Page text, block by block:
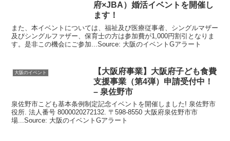
府×JBA）婚活イベント を開催し
ます！
また、本イベントについては、福祉及び医療従事者、シングルマザー
及びシングルファザー、保育士の方は参加費が1,000円割引となりま
す。是非この機会にご参加...Source: 大阪のイベントGアラート
大阪のイベント 【大阪府事業】 大阪府子ども食費
支援事業（第4弾）申請受付中！
– 泉佐野市
泉佐野市こども基本条例制定記念イベントを開催しました! 泉佐野市
役所. 法人番号 8000020272132. 〒598-8550 大阪府泉佐野市市
場...Source: 大阪のイベントGアラート